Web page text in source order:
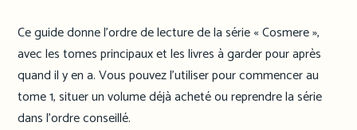
Ce guide donne l’ordre de lecture de la série « Cosmere »,
avec les tomes principaux et les livres à garder pour après
quand il y en a. Vous pouvez l’utiliser pour commencer au
tome 1, situer un volume déjà acheté ou reprendre la série
dans l’ordre conseillé.